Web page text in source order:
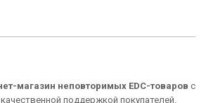
магазин неповторимых EDC-товаров с
поддержкой покупателей.